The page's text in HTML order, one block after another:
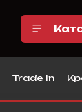
Trade In